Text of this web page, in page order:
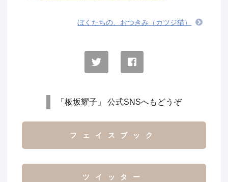
ぼくたちの、おつきみ（カツジ猫）
「板坂耀子」 公式SNSへもどうぞ
フェイスブック
ツイッター